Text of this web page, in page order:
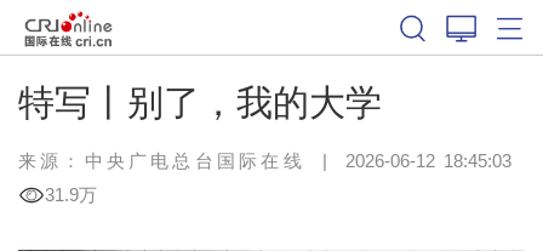
特写丨别了，我的大学
来源：中央广电总台国际在线 | 2026-06-12 18:45:03
31.9万